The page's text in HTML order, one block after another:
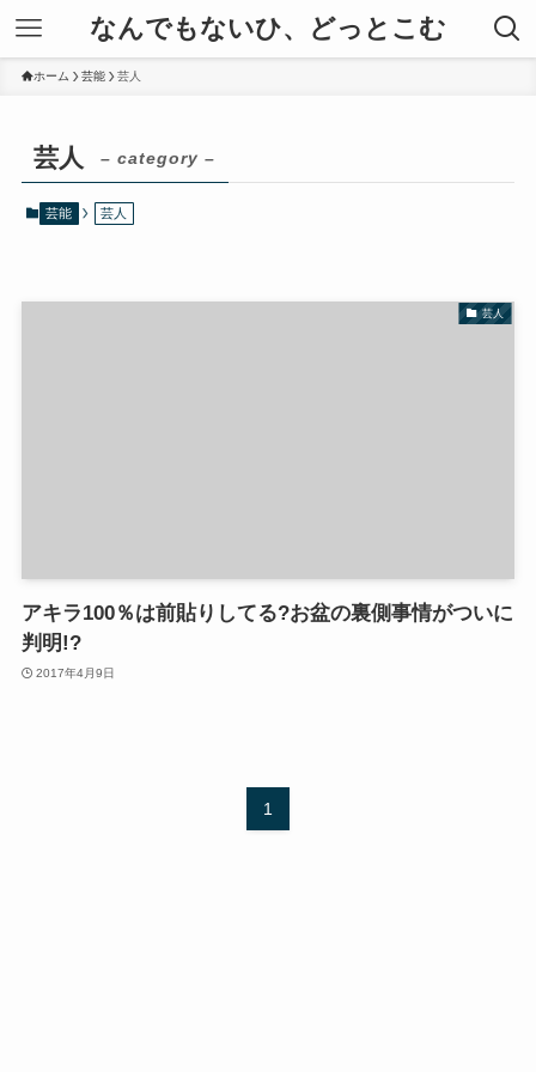
なんでもないひ、どっとこむ
ホーム 芸能 芸人
芸人 – category –
芸能 芸人
芸人
アキラ100％は前貼りしてる?お盆の裏側事情がついに
判明!?
2017年4月9日
1